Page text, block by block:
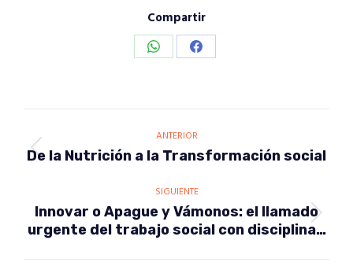
Compartir
Share
Share
entre
publicaciones
ANTERIOR
Publicación
De la Nutrición a la Transformación social
SIGUIENTE
Publicación
siguiente:
Innovar o Apague y Vámonos: el llamado
urgente del trabajo social con disciplina…